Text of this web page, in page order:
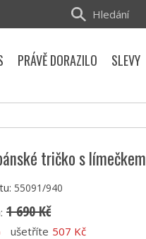
tričko s límečkem
55091/940
1 690 Kč
ušetříte 507 Kč
Hledání
PRÁVĚ DORAZILO SLEVY